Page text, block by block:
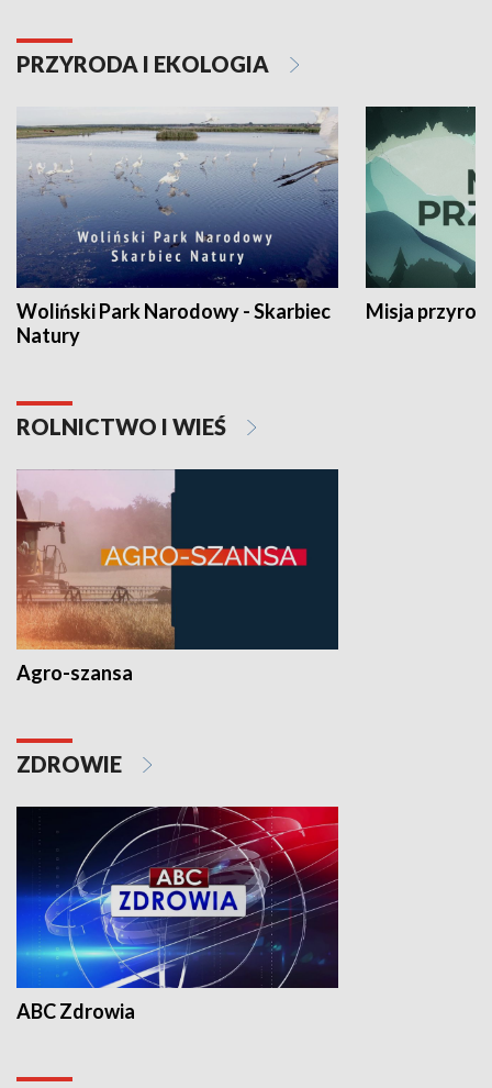
PRZYRODA I EKOLOGIA
Woliński Park Narodowy - Skarbiec
Natury
Misja
ROLNICTWO I WIEŚ
Agro-szansa
ZDROWIE
ABC Zdrowia